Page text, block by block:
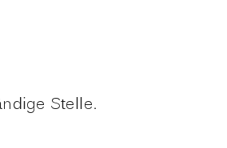
Stelle.